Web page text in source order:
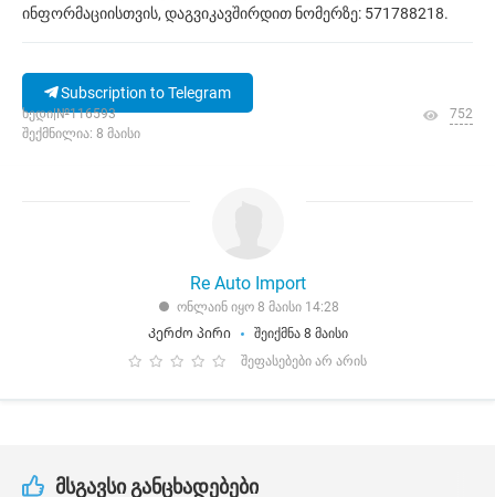
ინფორმაციისთვის, დაგვიკავშირდით ნომერზე: 571788218.
Subscription to Telegram
ხედი|№116593
შექმნილია: 8 მაისი
752
Re Auto Import
ონლაინ იყო 8 მაისი 14:28
Კერძო პირი
შეიქმნა 8 მაისი
შეფასებები არ არის
მსგავსი განცხადებები